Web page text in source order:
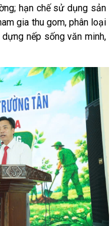
hạn chế sử dụng sản
gia thu gom, phân loại
nếp sống văn minh,